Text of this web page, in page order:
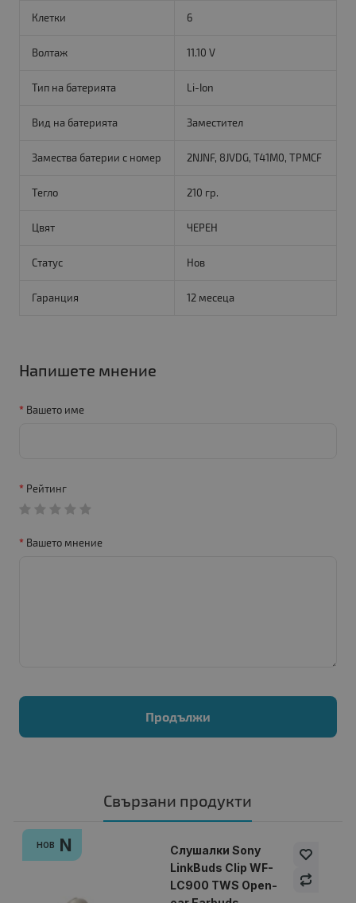
Клетки 6
Волтаж 11.10 V
Тип на батерията Li-Ion
Вид на батерията Заместител
Замества батерии с номер 2NJNF, 8JVDG, T41M0, TPMCF
Тегло 210 гр.
Цвят ЧЕРЕН
Статус Нов
Гаранция 12 месеца
Напишете мнение
Вашето име
Рейтинг
Вашето мнение
Продължи
Свързани продукти
НОВ N
Слушалки Sony
LinkBuds Clip WF-
LC900 TWS Open-